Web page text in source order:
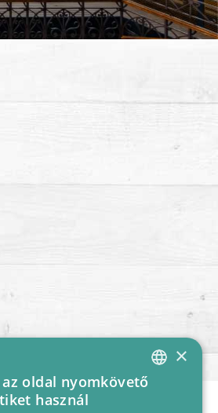
HUNGARIAN
×
az oldal nyomkövető
használ